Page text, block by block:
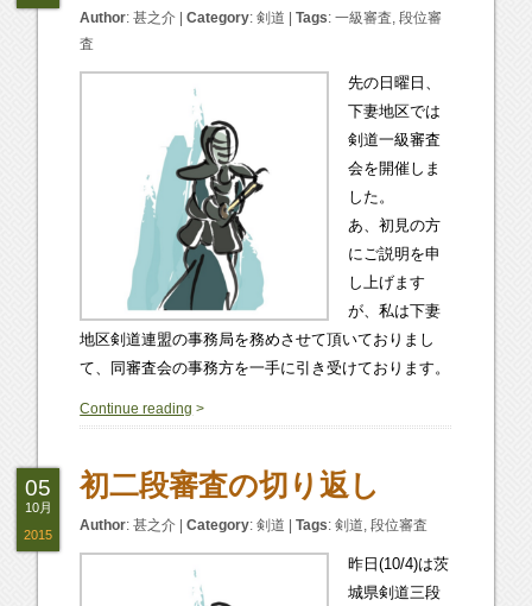
Author:甚之介 |Category:剣道 |Tags:一級審査,段位審
査
先の日曜日、
下妻地区では
剣道一級審査
会を開催しま
した。
あ、初見の方
にご説明を申
し上げます
が、私は下妻
地区剣道連盟の事務局を務めさせて頂いておりまし
て、同審査会の事務方を一手に引き受けております。
Continue reading >
初二段審査の切り返し
Author:甚之介 |Category:剣道 |Tags:剣道,段位審査
昨日(10/4)は茨
城県剣道三段
05
10月
2015